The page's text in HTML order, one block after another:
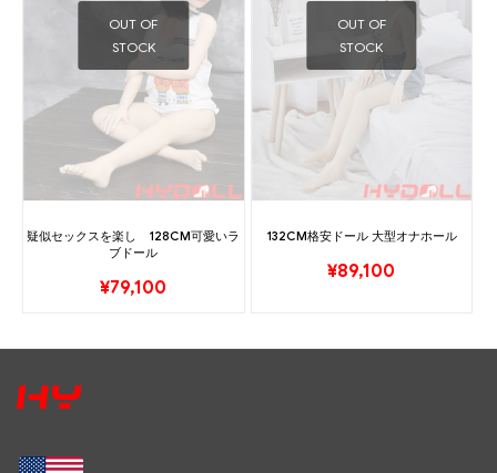
OUT OF
STOCK
疑似セックスを楽し 128CM可愛いラ
ブドール
¥79,100
OUT OF
STOCK
132CM格安ドール 大型オナホール
¥89,100